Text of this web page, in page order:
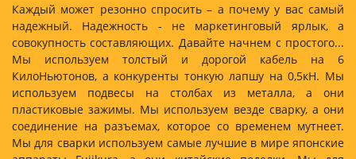
Каждый может резонно спросить – а почему у вас самый
надежный. Надежность - не маркетинговый ярлык, а
совокупность составляющих. Давайте начнем с простого...
Мы используем толстый и дорогой кабель на 6
КилоНьютонов, а конкуренты тонкую лапшу на 0,5кН. Мы
используем подвесы на столбах из металла, а они
пластиковые зажимы. Мы используем везде сварку, а они
соединение на разъемах, которое со временем мутнеет.
Мы для сварки используем самые лучшие в мире японские